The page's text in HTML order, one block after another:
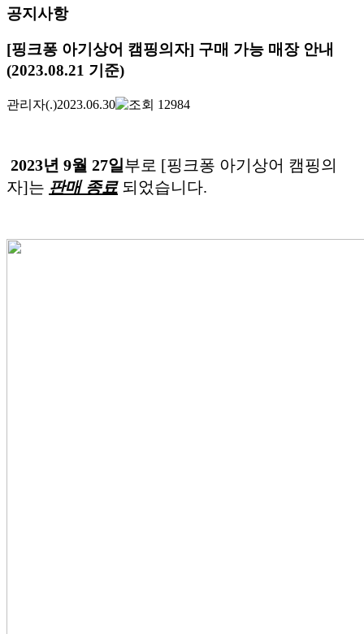
공지사항
[핑크퐁 아기상어 캠핑의자] 구매 가능 매장 안내
(2023.08.21 기준)
관리자(.)2023.06.30 12984
2023년 9월 27일 부로 [핑크퐁 아기상어 캠핑의
자]는 판매 종료되었습니다.